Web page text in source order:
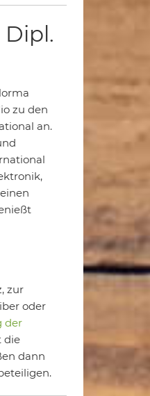
zu den
an.
zur
oder
der
die
dann